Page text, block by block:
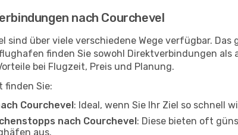
nach Courchevel
sind über viele verschiedene Wege verfügbar.
finden Sie sowohl Direktverbindungen
bei Flugzeit, Preis und Planung.
finden Sie:
Courchevel: Ideal, wenn Sie Ihr Ziel so schnell
nach Courchevel: Diese bieten oft
aus.